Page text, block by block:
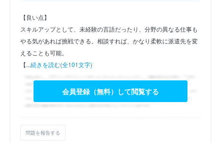
【良い点】
スキルアップとして、未経験の言語だったり、分野の異なる仕事も
やる気があれば挑戦できる。相談すれば、かなり柔軟に派遣先を変
えることも可能。
【...続きを読む(全101文字)
会員登録（無料）して閲覧する
問題を報告する